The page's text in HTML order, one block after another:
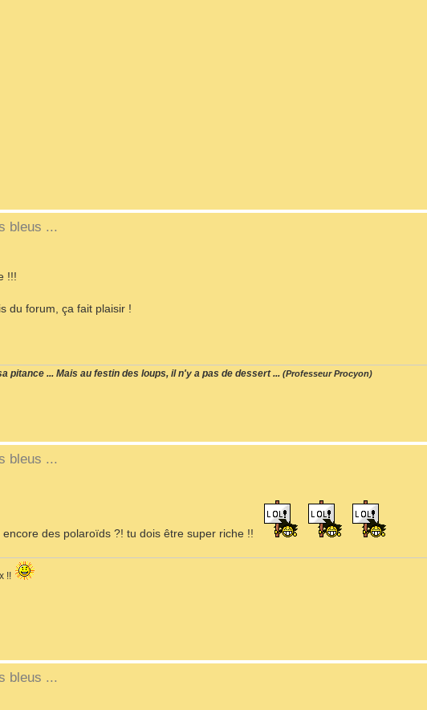
bleus ...
!!!
du forum, ça fait plaisir !
pitance ... Mais au festin des loups, il n'y a pas de dessert ... (Professeur Procyon)
bleus ...
des polaroïds ?! tu dois être super riche !!
!!
bleus ...